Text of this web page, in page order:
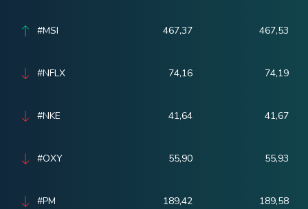
#MSI 467,37 467,53
#NFLX 74,16 74,19
#NKE 41,64 41,67
#OXY 55,90 55,93
#PM 189,42 189,58